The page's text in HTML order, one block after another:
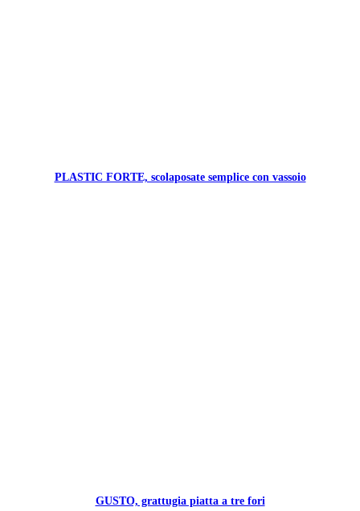
PLASTIC FORTE, scolaposate semplice con vassoio
GUSTO, grattugia piatta a tre fori